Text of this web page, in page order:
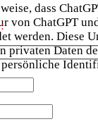
dass
ChatGPT
werden. Diese
Daten